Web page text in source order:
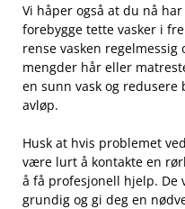
Vi håper også at du nå
forebygge tette vasker i
rense vasken
⁢mengder hår‍ eller
en sunn vask og
avløp.
Husk at hvis ‌problemet
være lurt å kontakte en
å få profesjonell hjelp. De
grundig og ‍gi ‍deg‌ en⁣